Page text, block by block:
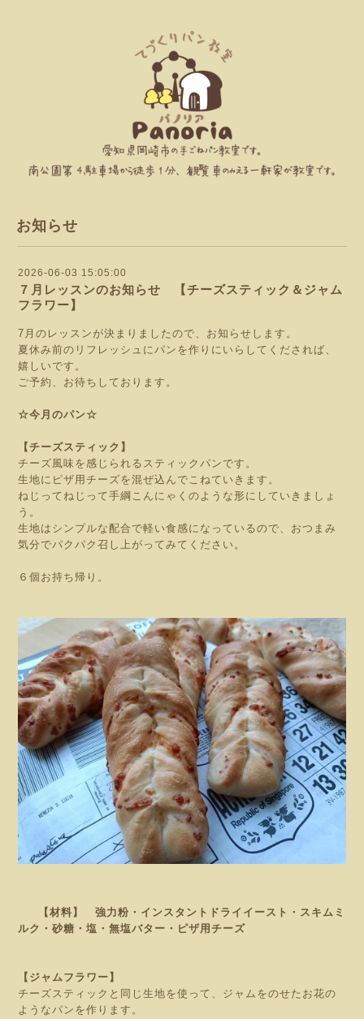
お知らせ
2026-06-03 15:05:00
７月レッスンのお知らせ 【チーズスティック＆ジャム
フラワー】
7月のレッスンが決まりましたので、お知らせします。
夏休み前のリフレッシュにパンを作りにいらしてくだされば、
嬉しいです。
ご予約、お待ちしております。
☆今月のパン☆
【チーズスティック】
チーズ風味を感じられるスティックパンです。
生地にピザ用チーズを混ぜ込んでこねていきます。
ねじってねじって手綱こんにゃくのような形にしていきましょ
う。
生地はシンプルな配合で軽い食感になっているので、おつまみ
気分でパクパク召し上がってみてください。
６個お持ち帰り。
【材料】 強力粉・インスタントドライイースト・スキムミ
ルク・砂糖・塩・無塩バター・ピザ用チーズ
【ジャムフラワー】
チーズスティックと同じ生地を使って、ジャムをのせたお花の
ようなパンを作ります。